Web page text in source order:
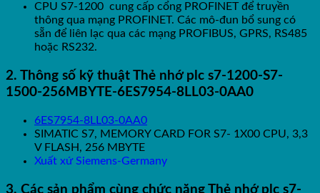
CPU S7-1200 cung cấp cổng PROFINET để truyền
thông qua mạng PROFINET. Các mô-đun bổ sung có
sẵn để liên lạc qua các mạng PROFIBUS, GPRS, RS485
hoặc RS232.
2. Thông số kỹ thuật Thẻ nhớ plc s7-1200-S7-
1500-256MBYTE-6ES7954-8LL03-0AA0
6ES7954-8LL03-0AA0
SIMATIC S7, MEMORY CARD FOR S7- 1X00 CPU, 3,3
V FLASH, 256 MBYTE
Xuất xứ Siemens-Germany
3. Các sản phẩm cùng chức năng Thẻ nhớ plc s7-